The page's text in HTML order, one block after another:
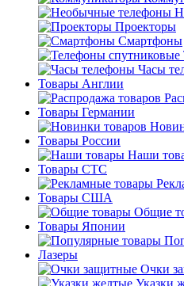
Проекторы
Смартфоны
Часы
Товары Англии
Товары Германии
Товары России
Наши
Товары СТС
Товары США
Общие
Товары Японии
Лазеры
Очки
Указки